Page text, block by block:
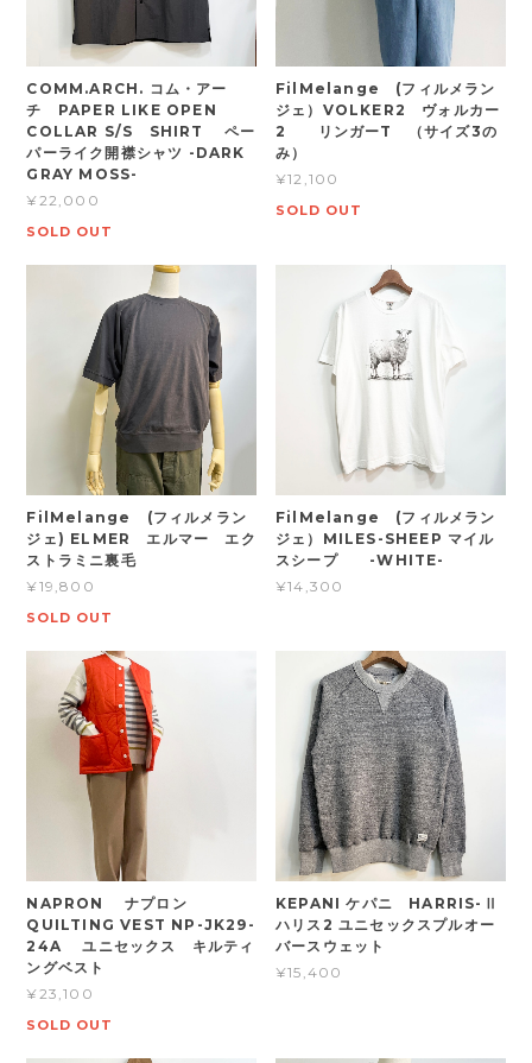
COMM.ARCH. コム・アー
チ PAPER LIKE OPEN
COLLAR S/S SHIRT ペー
パーライク開襟シャツ -DARK
GRAY MOSS-
¥22,000
SOLD OUT
FilMelange (フィルメラン
ジェ）VOLKER2 ヴォルカー
2 リンガーT （サイズ3の
み）
¥12,100
SOLD OUT
FilMelange (フィルメラン
ジェ) ELMER エルマー エク
ストラミニ裏毛
¥19,800
SOLD OUT
FilMelange (フィルメラン
ジェ）MILES-SHEEP マイル
スシープ -WHITE-
¥14,300
NAPRON ナプロン
QUILTING VEST NP-JK29-
24A ユニセックス キルティ
ングベスト
¥23,100
SOLD OUT
KEPANI ケパニ HARRIS-Ⅱ
ハリス2 ユニセックスプルオー
バースウェット
¥15,400